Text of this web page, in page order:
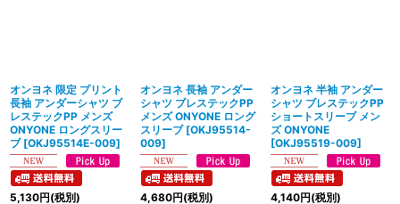
オンヨネ 限定 プリント
長袖 アンダーシャツ ブ
レステックPP メンズ
ONYONE ロングスリー
ブ [OKJ95514E-009]
5,130円(税別)
オンヨネ 長袖 アンダー
シャツ ブレステックPP
メンズ ONYONE ロング
スリーブ [OKJ95514-
009]
4,680円(税別)
オンヨネ 半袖 アンダー
シャツ ブレステックPP
ショートスリーブ メン
ズ ONYONE
[OKJ95519-009]
4,140円(税別)